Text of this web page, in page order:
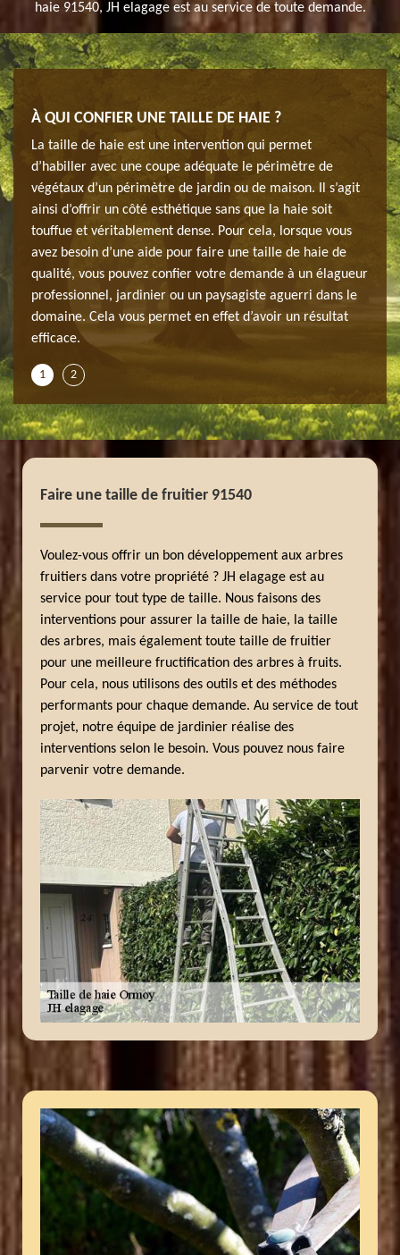
haie 91540, JH elagage est au service de toute demande.
en
À QUI CONFIER UNE TAILLE DE HAIE ?
La taille de haie est une intervention qui permet
d’habiller avec une coupe adéquate le périmètre de
végétaux d’un périmètre de jardin ou de maison. Il s’agit
ainsi d’offrir un côté esthétique sans que la haie soit
touffue et véritablement dense. Pour cela, lorsque vous
avez besoin d’une aide pour faire une taille de haie de
qualité, vous pouvez confier votre demande à un élagueur
professionnel, jardinier ou un paysagiste aguerri dans le
domaine. Cela vous permet en effet d’avoir un résultat
efficace.
La
et
JH
1 2
Faire une taille de fruitier 91540
Voulez-vous offrir un bon développement aux arbres
fruitiers dans votre propriété ? JH elagage est au
service pour tout type de taille. Nous faisons des
interventions pour assurer la taille de haie, la taille
des arbres, mais également toute taille de fruitier
pour une meilleure fructification des arbres à fruits.
Pour cela, nous utilisons des outils et des méthodes
performants pour chaque demande. Au service de tout
projet, notre équipe de jardinier réalise des
interventions selon le besoin. Vous pouvez nous faire
parvenir votre demande.